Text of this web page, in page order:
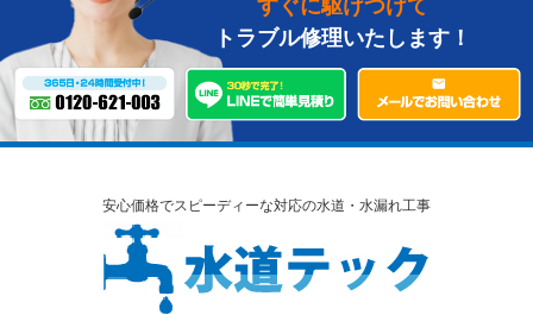
すぐに駆けつけて
トラブル修理いたします！
安心価格でスピーディーな対応の水道・水漏れ工事